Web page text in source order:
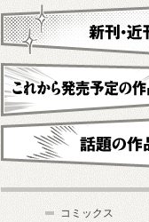
新刊・近刊
これから発売予定
コミックス